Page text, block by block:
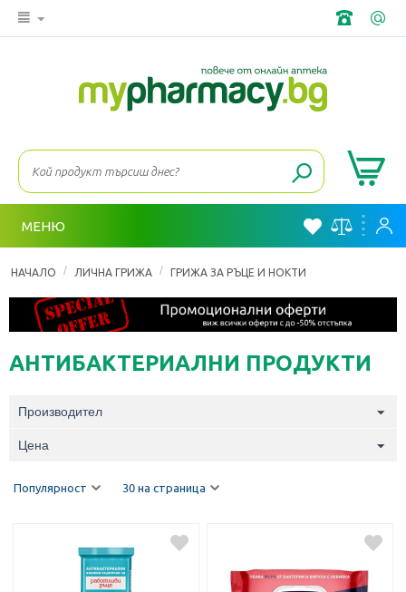
МЕНЮ
НАЧАЛО / ЛИЧНА ГРИЖА / ГРИЖА ЗА РЪЦЕ И НОКТИ
АНТИБАКТЕРИАЛНИ ПРОДУКТИ
Производител
Цена
Популярност 30 на страница